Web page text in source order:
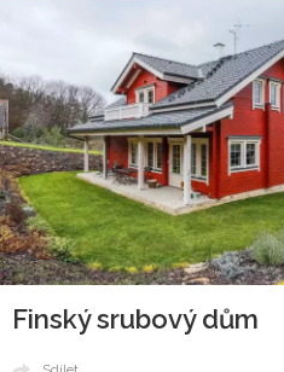
Finský srubový dům